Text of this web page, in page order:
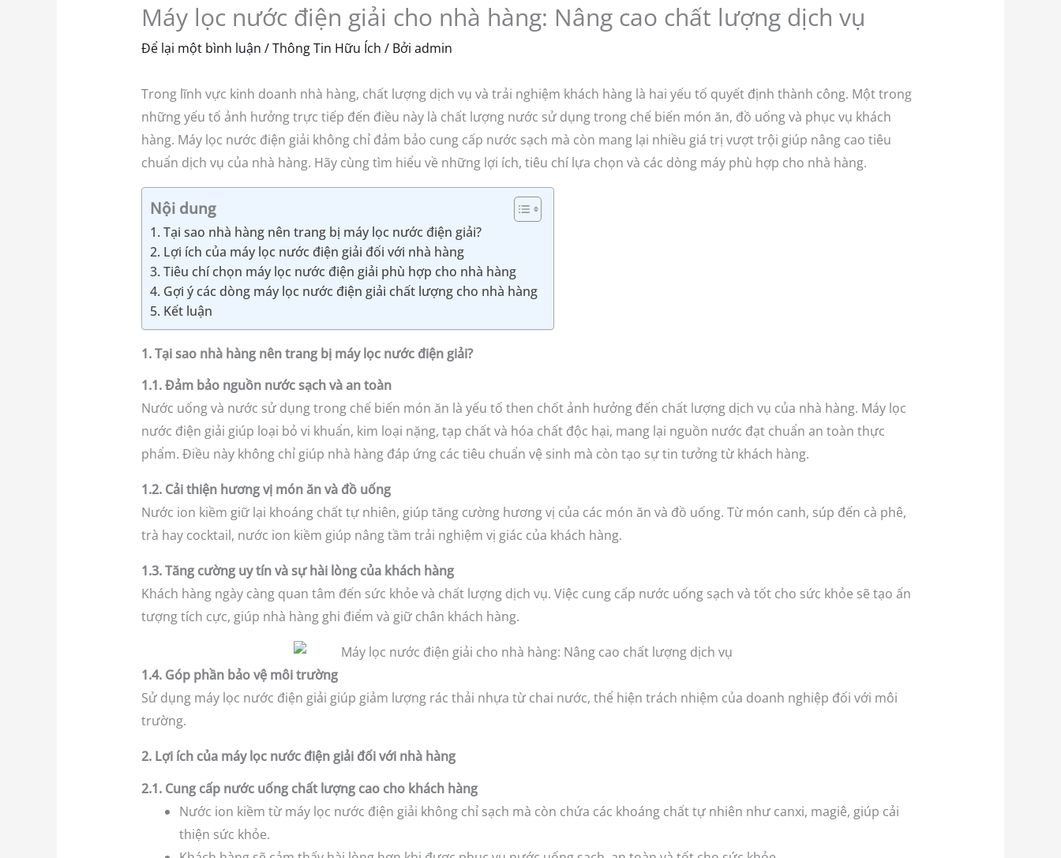
Máy lọc nước điện giải cho nhà hàng: Nâng cao chất lượng dịch vụ
Để lại một bình luận /Thông Tin Hữu Ích / Bởi admin
Trong lĩnh vực kinh doanh nhà hàng, chất lượng dịch vụ và trải nghiệm khách hàng là hai yếu tố quyết định thành công. Một trong
những yếu tố ảnh hưởng trực tiếp đến điều này là chất lượng nước sử dụng trong chế biến món ăn, đồ uống và phục vụ khách
hàng. Máy lọc nước điện giải không chỉ đảm bảo cung cấp nước sạch mà còn mang lại nhiều giá trị vượt trội giúp nâng cao tiêu
chuẩn dịch vụ của nhà hàng. Hãy cùng tìm hiểu về những lợi ích, tiêu chí lựa chọn và các dòng máy phù hợp cho nhà hàng.
Nội dung
1. Tại sao nhà hàng nên trang bị máy lọc nước điện giải?
2. Lợi ích của máy lọc nước điện giải đối với nhà hàng
3. Tiêu chí chọn máy lọc nước điện giải phù hợp cho nhà hàng
4. Gợi ý các dòng máy lọc nước điện giải chất lượng cho nhà hàng
5. Kết luận
1. Tại sao nhà hàng nên trang bị máy lọc nước điện giải?
1.1. Đảm bảo nguồn nước sạch và an toàn
Nước uống và nước sử dụng trong chế biến món ăn là yếu tố then chốt ảnh hưởng đến chất lượng dịch vụ của nhà hàng. Máy lọc
nước điện giải giúp loại bỏ vi khuẩn, kim loại nặng, tạp chất và hóa chất độc hại, mang lại nguồn nước đạt chuẩn an toàn thực
phẩm. Điều này không chỉ giúp nhà hàng đáp ứng các tiêu chuẩn vệ sinh mà còn tạo sự tin tưởng từ khách hàng.
1.2. Cải thiện hương vị món ăn và đồ uống
Nước ion kiềm giữ lại khoáng chất tự nhiên, giúp tăng cường hương vị của các món ăn và đồ uống. Từ món canh, súp đến cà phê,
trà hay cocktail, nước ion kiềm giúp nâng tầm trải nghiệm vị giác của khách hàng.
1.3. Tăng cường uy tín và sự hài lòng của khách hàng
Khách hàng ngày càng quan tâm đến sức khỏe và chất lượng dịch vụ. Việc cung cấp nước uống sạch và tốt cho sức khỏe sẽ tạo ấn
tượng tích cực, giúp nhà hàng ghi điểm và giữ chân khách hàng.
1.4. Góp phần bảo vệ môi trường
Sử dụng máy lọc nước điện giải giúp giảm lượng rác thải nhựa từ chai nước, thể hiện trách nhiệm của doanh nghiệp đối với môi
trường.
2. Lợi ích của máy lọc nước điện giải đối với nhà hàng
2.1. Cung cấp nước uống chất lượng cao cho khách hàng
Nước ion kiềm từ máy lọc nước điện giải không chỉ sạch mà còn chứa các khoáng chất tự nhiên như canxi, magiê, giúp cải
thiện sức khỏe.